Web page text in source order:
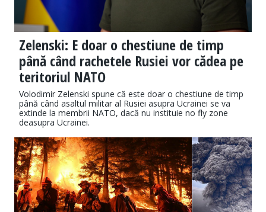
Zelenski: E doar o chestiune de timp
până când rachetele Rusiei vor cădea pe
teritoriul NATO
Volodimir Zelenski spune că este doar o chestiune de timp
până când asaltul militar al Rusiei asupra Ucrainei se va
extinde la membrii NATO, dacă nu instituie no fly zone
deasupra Ucrainei.